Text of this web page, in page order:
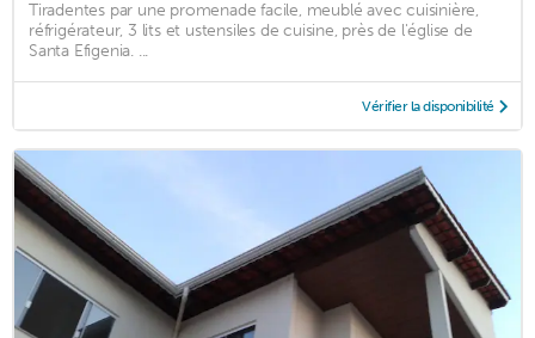
Tiradentes par une promenade facile, meublé avec cuisinière,
réfrigérateur, 3 lits et ustensiles de cuisine, près de l'église de
Santa Efigenia. ...
Vérifier la disponibilité